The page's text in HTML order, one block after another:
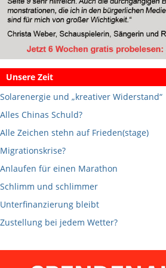
Unsere Zeit
Solarenergie und „kreativer Widerstand“
Alles Chinas Schuld?
Alle Zeichen stehn auf Frieden(stage)
Migrationskrise?
Anlaufen für einen Marathon
Schlimm und schlimmer
Unterfinanzierung bleibt
Zustellung bei jedem Wetter?